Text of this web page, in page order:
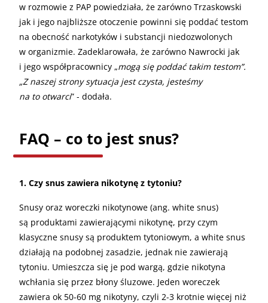
w rozmowie z PAP powiedziała, że zarówno Trzaskowski
jak i jego najbliższe otoczenie powinni się poddać testom
na obecność narkotyków i substancji niedozwolonych
w organizmie. Zadeklarowała, że zarówno Nawrocki jak
i jego współpracownicy „mogą się poddać takim testom”.
„Z naszej strony sytuacja jest czysta, jesteśmy
na to otwarci” - dodała.
FAQ – co to jest snus?
1. Czy snus zawiera nikotynę z tytoniu?
Snusy oraz woreczki nikotynowe (ang. white snus)
są produktami zawierającymi nikotynę, przy czym
klasyczne snusy są produktem tytoniowym, a white snus
działają na podobnej zasadzie, jednak nie zawierają
tytoniu. Umieszcza się je pod wargą, gdzie nikotyna
wchłania się przez błony śluzowe. Jeden woreczek
zawiera ok 50-60 mg nikotyny, czyli 2-3 krotnie więcej niż